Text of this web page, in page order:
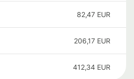
82,47 EUR
206,17 EUR
412,34 EUR